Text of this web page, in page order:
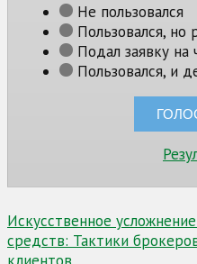
Не пользовался
Пользовался, но
Подал заявку
Пользовался, и
Навигация
по
Искусственное
средств: Тактики